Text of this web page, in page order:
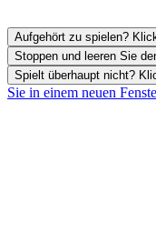
Aufgehört zu spielen?
Stoppen und leeren Sie
Spielt überhaupt nicht?
Sie in einem neuen